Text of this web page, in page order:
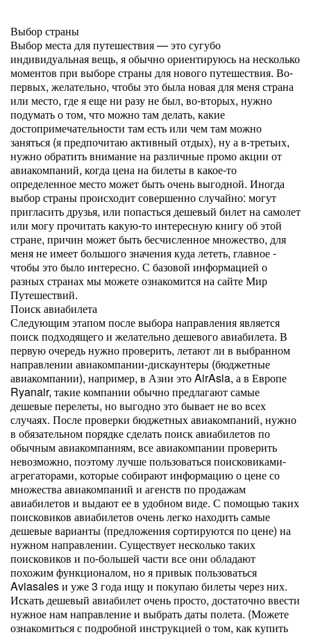
Выбор страны
Выбор места для путешествия — это сугубо
индивидуальная вещь, я обычно ориентируюсь на несколько
моментов при выборе страны для нового путешествия. Во-
первых, желательно, чтобы это была новая для меня страна
или место, где я еще ни разу не был, во-вторых, нужно
подумать о том, что можно там делать, какие
достопримечательности там есть или чем там можно
заняться (я предпочитаю активный отдых), ну а в-третьих,
нужно обратить внимание на различные промо акции от
авиакомпаний, когда цена на билеты в какое-то
определенное место может быть очень выгодной. Иногда
выбор страны происходит совершенно случайно: могут
пригласить друзья, или попасться дешевый билет на самолет
или могу прочитать какую-то интересную книгу об этой
стране, причин может быть бесчисленное множество, для
меня не имеет большого значения куда лететь, главное -
чтобы это было интересно. С базовой информацией о
разных странах мы можете ознакомится на сайте Мир
Путешествий.
Поиск авиабилета
Следующим этапом после выбора направления является
поиск подходящего и желательно дешевого авиабилета. В
первую очередь нужно проверить, летают ли в выбранном
направлении авиакомпании-дискаунтеры (бюджетные
авиакомпании), например, в Азии это AirAsia, а в Европе
Ryanair, такие компании обычно предлагают самые
дешевые перелеты, но выгодно это бывает не во всех
случаях. После проверки бюджетных авиакомпаний, нужно
в обязательном порядке сделать поиск авиабилетов по
обычным авиакомпаниям, все авиакомпании проверить
невозможно, поэтому лучше пользоваться поисковиками-
агрегаторами, которые собирают информацию о цене со
множества авиакомпаний и агенств по продажам
авиабилетов и выдают ее в удобном виде. С помощью таких
поисковиков авиабилетов очень легко находить самые
дешевые варианты (предложения сортируются по цене) на
нужном направлении. Существует несколько таких
поисковиков и по-большей части все они обладают
похожим функционалом, но я привык пользоваться
Aviasales и уже 3 года ищу и покупаю билеты через них.
Искать дешевый авиабилет очень просто, достаточно ввести
нужное нам направление и выбрать даты полета. (Можете
ознакомиться с подробной инструкцией о том, как купить